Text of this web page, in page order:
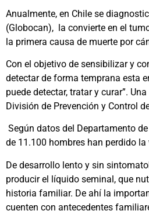
Anualmente, en Chile se
(Globocan), la convierte en el
la primera causa de muerte por
Con el objetivo de sensibilizar y
detectar de forma temprana esta
puede detectar, tratar y curar”.
División de Prevención y Control
Según datos del Departamento
de 11.100 hombres han perdido
De desarrollo lento y sin
producir el líquido seminal, que
historia familiar. De ahí la
cuenten con antecedentes